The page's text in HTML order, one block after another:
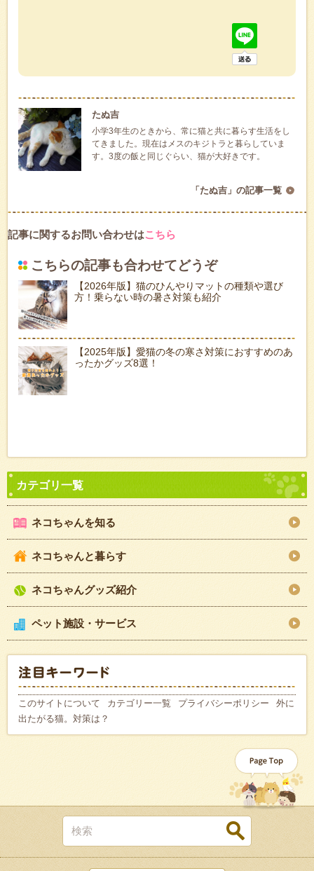
たぬ吉
小学3年生のときから、常に猫と共に暮らす生活をし
てきました。現在はメスのキジトラと暮らしていま
す。3度の飯と同じぐらい、猫が大好きです。
「たぬ吉」の記事一覧
記事に関するお問い合わせはこちら
こちらの記事も合わせてどうぞ
【2026年版】猫のひんやりマットの種類や選び
方！乗らない時の暑さ対策も紹介
【2025年版】愛猫の冬の寒さ対策におすすめのあ
ったかグッズ8選！
ネコちゃんを知る
ネコちゃんと暮らす
ネコちゃんグッズ紹介
ペット施設・サービス
このサイトについて カテゴリー一覧 プライバシーポリシー
外に
出たがる猫。対策は？